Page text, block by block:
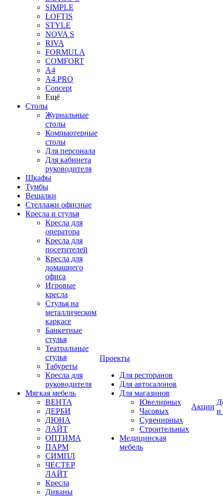
SIMPLE
LOFTIS
STYLE
NOVA S
RIVA
FORMULA
COMFORT
A4
A4.PRO
Concept
Ещё
Столы
Журнальные
столы
Компьютерные
столы
Для персонала
Для кабинета
руководителя
Шкафы
Тумбы
Вешалки
Стеллажи офисные
Кресла и стулья
Кресла для
оператора
Кресла для
посетителей
Кресла для
домашнего
офиса
Игровые
кресла
Стулья на
металлическом
каркасе
Банкетные
стулья
Театральные
стулья
Табуреты
Кресла для
руководителя
Мягкая мебель
ВЕНТА
ДЕРБИ
ДЮНА
ЛАЙТ
ОПТИМА
ПАРМ
СИМПЛ
ЧЕСТЕР
ЛАЙТ
Кресла
Диваны
Проекты
Для ресторанов
Для автосалонов
Для магазинов
Ювелирных
Часовых
Сувенирных
Строительных
Медицинская
мебель
Акции
и